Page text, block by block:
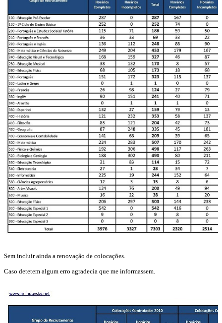
Sem incluir ainda a renovação de colocações.
Caso detetem algum erro agradecia que me informassem.